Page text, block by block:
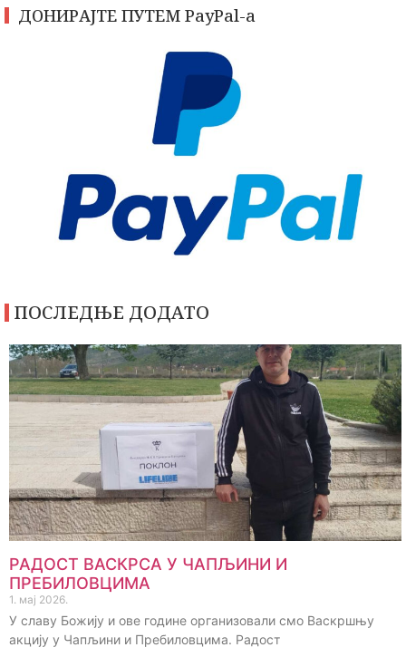
ДОНИРАЈТЕ ПУТЕМ PayPal-a
ПОСЛЕДЊЕ ДОДАТО
РАДОСТ ВАСКРСА У ЧАПЉИНИ И
ПРЕБИЛОВЦИМА
1. мај 2026.
У славу Божију и ове године организовали смо Васкршњу
акцију у Чапљини и Пребиловцима. Радост